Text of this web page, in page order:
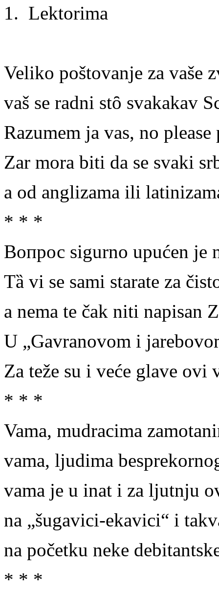
1. Lektorima
Veliko poštovanje za vaše
vaš se radni stȏ svakakav
Razumem ja vas, no
Zar mora biti da se svaki
a od anglizama ili
* * *
Вопрос sigurno upućen je
Tȁ vi se sami starate za
a nema te čak niti napisan
U „Gavranovom i
Za teže su i veće glave ovi
* * *
Vama, mudracima
vama, ljudima
vama je u inat i za ljutnju
na „šugavici-ekavici“ i
na početku neke
* * *